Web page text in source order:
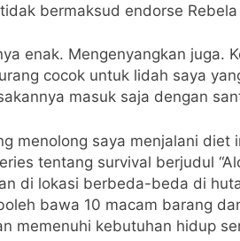
bermaksud endorse Rebela
enak. Mengenyangkan juga.
cocok untuk lidah saya
masuk saja dengan
menolong saya menjalani
tentang survival berjudul
di lokasi berbeda-beda di
bawa 10 macam barang
memenuhi kebutuhan hidup